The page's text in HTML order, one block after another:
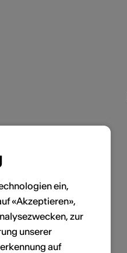
ein,
«Akzeptieren»,
zur
unserer
auf